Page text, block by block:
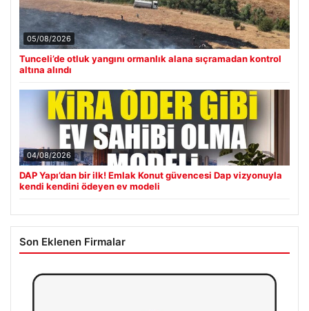
05/08/2026
Tunceli’de otluk yangını ormanlık alana sıçramadan kontrol
altına alındı
04/08/2026
DAP Yapı’dan bir ilk! Emlak Konut güvencesi Dap vizyonuyla
kendi kendini ödeyen ev modeli
Son Eklenen Firmalar